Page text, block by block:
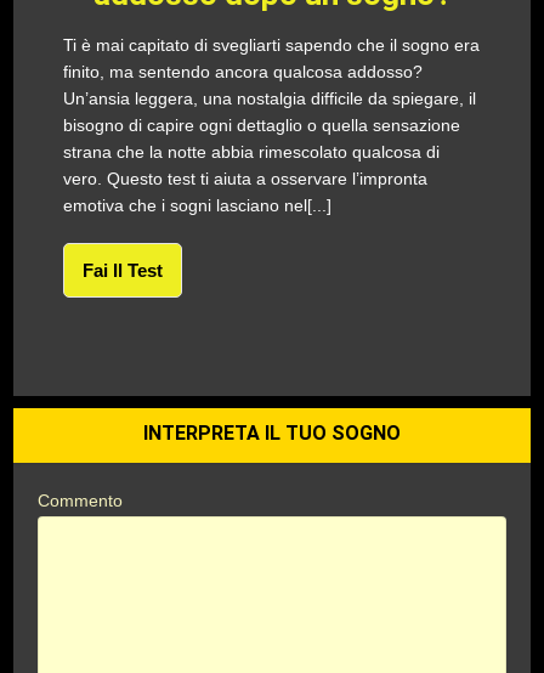
Ti è mai capitato di svegliarti sapendo che il sogno era
finito, ma sentendo ancora qualcosa addosso?
Un’ansia leggera, una nostalgia difficile da spiegare, il
bisogno di capire ogni dettaglio o quella sensazione
strana che la notte abbia rimescolato qualcosa di
vero. Questo test ti aiuta a osservare l’impronta
emotiva che i sogni lasciano nel[...]
Fai Il Test
INTERPRETA IL TUO SOGNO
Commento